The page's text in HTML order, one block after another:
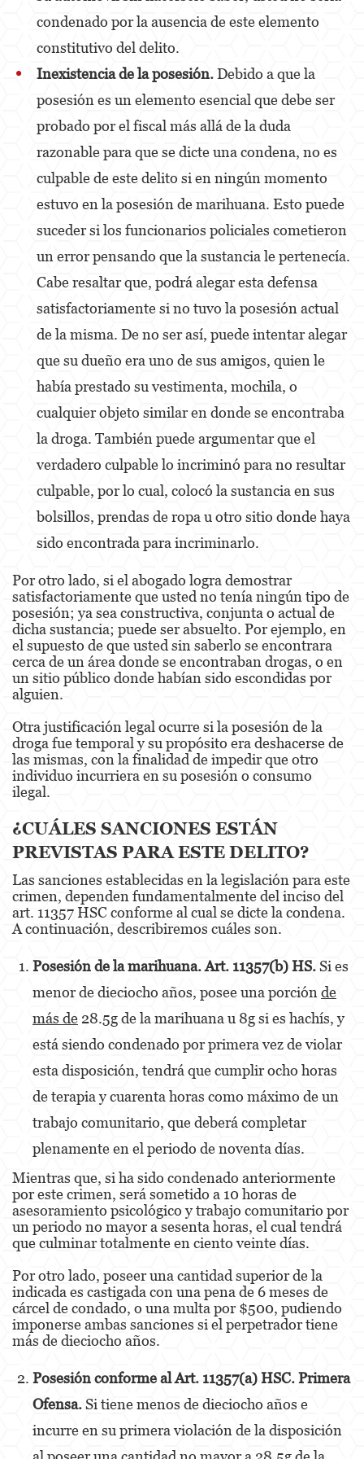
Agresión Doméstica
Amenazas Criminales
Lesión Corporal A Un Cónyuge.
Negligencia de Menores.
Orden de Protección de Emergencia
Orden de Restricción Temporal
Órdenes de Restricción
Publicar Información Dañina en Internet
Sustracción de Menores
Venganza con Pornografía
Violación de una Orden de Restricción
Juvenile
Juvenile Three Strikes Law
Assault and Battery
Assault With Caustic Chemicals or Flammable
Substances
Assault With A Deadly Weapon
Battery
Battery on a Peace Officer
Battery Or Corporal Injury On A Spouse
Battery with Serious Bodily Injury
Assault On A Public Official
Domestic Violence
Child Abuse
Child Abduction
Child Endangerment
Child Neglect
Corporal Injury
Domestic Battery
Elder Abuse
Permanent Restraining Order
Posting Harmful Information on the Internet
Stalking
Violation of a Restraining Order
Carjacking
Driving with a Suspended License
condenado por la ausencia de este elemento
constitutivo del delito.
Inexistencia de la posesión.Debido a que la
posesión es un elemento esencial que debe ser
probado por el fiscal más allá de la duda
razonable para que se dicte una condena, no es
culpable de este delito si en ningún momento
estuvo en la posesión de marihuana. Esto puede
suceder si los funcionarios policiales cometieron
un error pensando que la sustancia le pertenecía.
Cabe resaltar que, podrá alegar esta defensa
satisfactoriamente si no tuvo la posesión actual
de la misma. De no ser así, puede intentar alegar
que su dueño era uno de sus amigos, quien le
había prestado su vestimenta, mochila, o
cualquier objeto similar en donde se encontraba
la droga. También puede argumentar que el
verdadero culpable lo incriminó para no resultar
culpable, por lo cual, colocó la sustancia en sus
bolsillos, prendas de ropa u otro sitio donde haya
sido encontrada para incriminarlo.
Por otro lado, si el abogado logra demostrar
satisfactoriamente que usted no tenía ningún tipo de
posesión; ya sea constructiva, conjunta o actual de
dicha sustancia; puede ser absuelto. Por ejemplo, en
el supuesto de que usted sin saberlo se encontrara
cerca de un área donde se encontraban drogas, o en
un sitio público donde habían sido escondidas por
alguien.
Otra justificación legal ocurre si la posesión de la
droga fue temporal y su propósito era deshacerse de
las mismas, con la finalidad de impedir que otro
individuo incurriera en su posesión o consumo
ilegal.
¿CUÁLES SANCIONES ESTÁN
PREVISTAS PARA ESTE DELITO?
Las sanciones establecidas en la legislación para este
crimen, dependen fundamentalmente del inciso del
art. 11357 HSC conforme al cual se dicte la condena.
A continuación, describiremos cuáles son.
Posesión de la marihuana. Art. 11357(b) HS.Si es
menor de dieciocho años, posee una porción de
más de 28.5g de la marihuana u 8g si es hachís, y
está siendo condenado por primera vez de violar
esta disposición, tendrá que cumplir ocho horas
de terapia y cuarenta horas como máximo de un
trabajo comunitario, que deberá completar
plenamente en el periodo de noventa días.
Mientras que, si ha sido condenado anteriormente
por este crimen, será sometido a 10 horas de
asesoramiento psicológico y trabajo comunitario por
un periodo no mayor a sesenta horas, el cual tendrá
que culminar totalmente en ciento veinte días.
Por otro lado, poseer una cantidad superior de la
indicada es castigada con una pena de 6 meses de
cárcel de condado, o una multa por $500, pudiendo
imponerse ambas sanciones si el perpetrador tiene
más de dieciocho años.
Posesión conforme al Art. 11357(a) HSC. Primera
Ofensa.Si tiene menos de dieciocho años e
incurre en su primera violación de la disposición